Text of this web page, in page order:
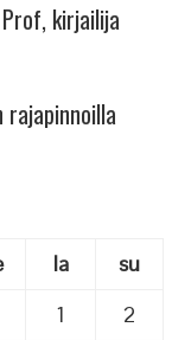
kirjailija
rajapinnoilla
la
su
1
2